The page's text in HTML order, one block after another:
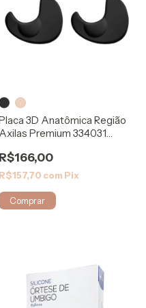
3D Anatômica Região
Axilas Premium 334031
R$166,00
R$157,70 com Pix
Comprar